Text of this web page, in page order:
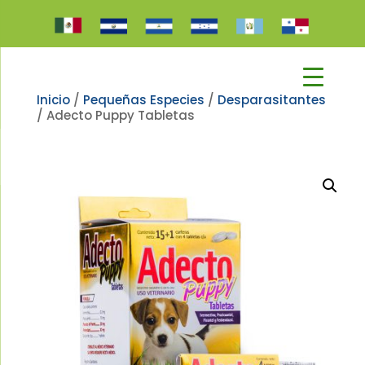
Inicio/ Pequeñas Especies / Desparasitantes
/ Adecto Puppy Tabletas